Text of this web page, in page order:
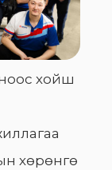
хойш
хөрөнгө